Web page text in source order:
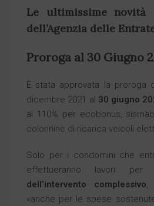
Le ultimissime
dell’Agenzia delle
Proroga al 30 Giugno
É stata approvata la proroga
dicembre 2021 al 30 giugno
al 110% per ecobonus,
colonnine di ricarica veicoli
Solo per i condomini che
effettueranno lavori per
dell’intervento complessivo,
«anche per le spese